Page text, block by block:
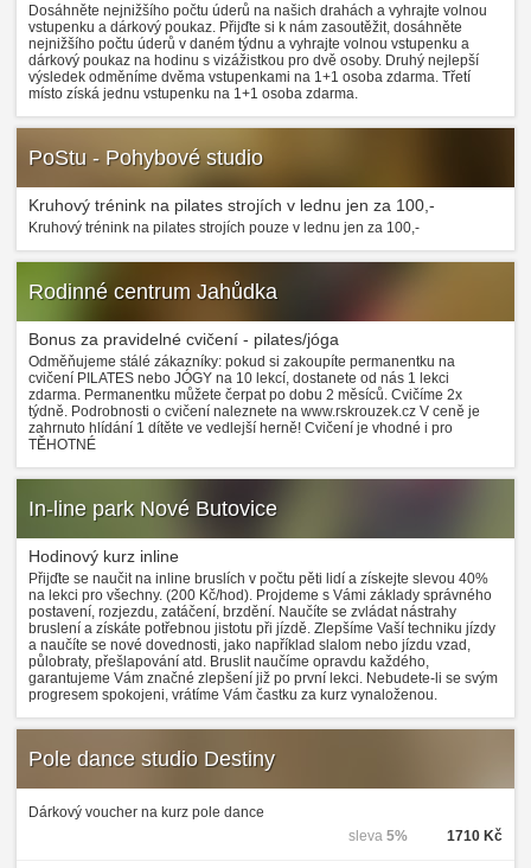
Dosáhněte nejnižšího počtu úderů na našich drahách a vyhrajte volnou
vstupenku a dárkový poukaz. Přijďte si k nám zasoutěžit, dosáhněte
nejnižšího počtu úderů v daném týdnu a vyhrajte volnou vstupenku a
dárkový poukaz na hodinu s vizážistkou pro dvě osoby. Druhý nejlepší
výsledek odměníme dvěma vstupenkami na 1+1 osoba zdarma. Třetí
místo získá jednu vstupenku na 1+1 osoba zdarma.
PoStu - Pohybové studio
Kruhový trénink na pilates strojích v lednu jen za 100,-
Kruhový trénink na pilates strojích pouze v lednu jen za 100,-
Rodinné centrum Jahůdka
Bonus za pravidelné cvičení - pilates/jóga
Odměňujeme stálé zákazníky: pokud si zakoupíte permanentku na
cvičení PILATES nebo JÓGY na 10 lekcí, dostanete od nás 1 lekci
zdarma. Permanentku můžete čerpat po dobu 2 měsíců. Cvičíme 2x
týdně. Podrobnosti o cvičení naleznete na www.rskrouzek.cz V ceně je
zahrnuto hlídání 1 dítěte ve vedlejší herně! Cvičení je vhodné i pro
TĚHOTNÉ
In-line park Nové Butovice
Hodinový kurz inline
Přijďte se naučit na inline bruslích v počtu pěti lidí a získejte slevou 40%
na lekci pro všechny. (200 Kč/hod). Projdeme s Vámi základy správného
postavení, rozjezdu, zatáčení, brzdění. Naučíte se zvládat nástrahy
bruslení a získáte potřebnou jistotu při jízdě. Zlepšíme Vaší techniku jízdy
a naučíte se nové dovednosti, jako například slalom nebo jízdu vzad,
půlobraty, přešlapování atd. Bruslit naučíme opravdu každého,
garantujeme Vám značné zlepšení již po první lekci. Nebudete-li se svým
progresem spokojeni, vrátíme Vám častku za kurz vynaloženou.
Pole dance studio Destiny
Dárkový voucher na kurz pole dance
1710 Kč
sleva 5%